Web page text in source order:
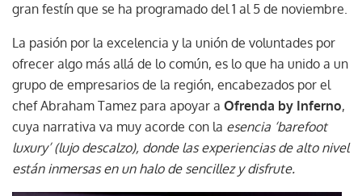
gran festín que se ha programado del 1 al 5 de noviembre.
La pasión por la excelencia y la unión de voluntades por
ofrecer algo más allá de lo común, es lo que ha unido a un
grupo de empresarios de la región, encabezados por el
chef Abraham Tamez para apoyar a Ofrenda by Inferno,
cuya narrativa va muy acorde con la esencia ‘barefoot
luxury’ (lujo descalzo), donde las experiencias de alto nivel
están inmersas en un halo de sencillez y disfrute.